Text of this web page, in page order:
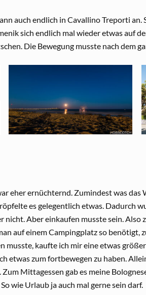
auch endlich in Cavallino Treporti an.
sich endlich mal wieder etwas auf
Die Bewegung musste nach dem
eher ernüchternd. Zumindest was
es gelegentlich etwas. Dadurch
Aber einkaufen musste sein. Also
auf einem Campingplatz so benötigt,
musste, kaufte ich mir eine etwas
etwas zum fortbewegen zu haben.
Mittagessen gab es meine
wie Urlaub ja auch mal gerne sein darf.